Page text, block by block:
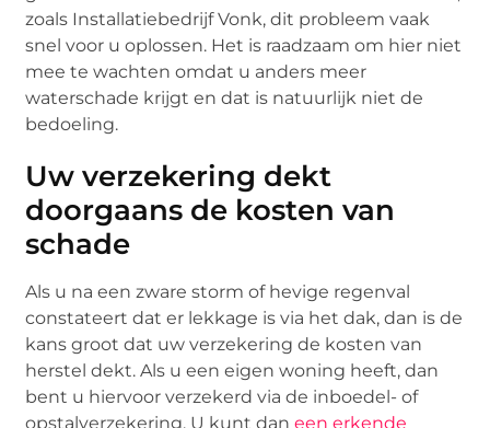
zoals Installatiebedrijf Vonk, dit probleem vaak
snel voor u oplossen. Het is raadzaam om hier niet
mee te wachten omdat u anders meer
waterschade krijgt en dat is natuurlijk niet de
bedoeling.
Uw verzekering dekt
doorgaans de kosten van
schade
Als u na een zware storm of hevige regenval
constateert dat er lekkage is via het dak, dan is de
kans groot dat uw verzekering de kosten van
herstel dekt. Als u een eigen woning heeft, dan
bent u hiervoor verzekerd via de inboedel- of
opstalverzekering. U kunt daneen erkende